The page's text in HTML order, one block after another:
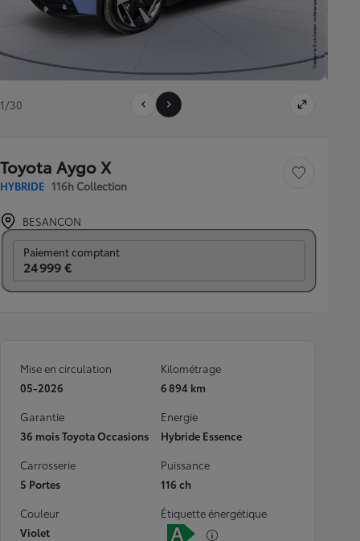
1/30
Toyota Aygo X
HYBRIDE 116h Collection
Sauvegarder le
BESANCON
Paiement comptant
24 999 €
Mise en circulation
05-2026
Kilométrage
6 894 km
Garantie
36 mois Toyota Occasions
Energie
Hybride Essence
Carrosserie
5 Portes
Puissance
116 ch
Couleur
Violet
Étiquette énergétique